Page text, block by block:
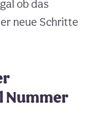
ob das
neue Schritte
Nummer